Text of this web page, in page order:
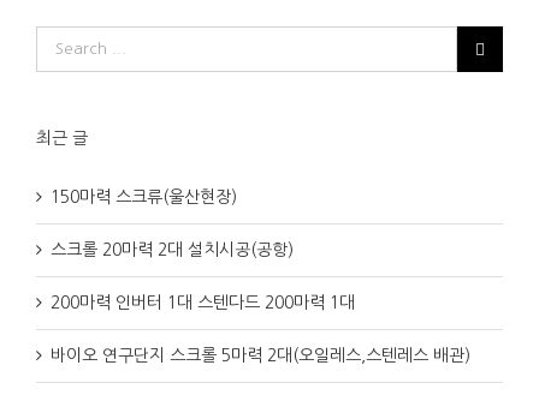
최근 글
150마력 스크류(울산현장)
스크롤 20마력 2대 설치시공(공항)
200마력 인버터 1대 스텐다드 200마력 1대
바이오 연구단지 스크롤 5마력 2대(오일레스,스텐레스 배관)